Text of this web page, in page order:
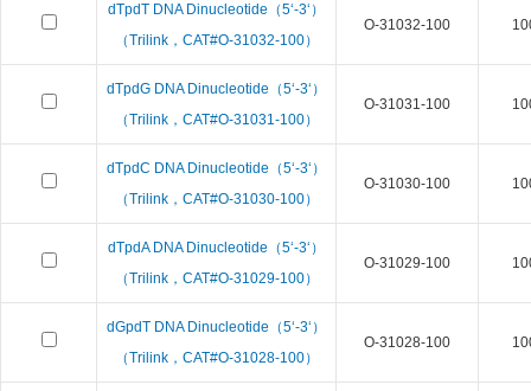
LGC Maine Standards
dTpdT DNA Dinucleotide（5‘-3‘）
（Trilink，CAT#O-31032-100）
O-31032-100
dTpdG DNA Dinucleotide（5‘-3‘）
（Trilink，CAT#O-31031-100）
O-31031-100
dTpdC DNA Dinucleotide（5‘-3‘）
（Trilink，CAT#O-31030-100）
O-31030-100
dTpdA DNA Dinucleotide（5‘-3‘）
（Trilink，CAT#O-31029-100）
O-31029-100
dGpdT DNA Dinucleotide（5‘-3‘）
（Trilink，CAT#O-31028-100）
O-31028-100